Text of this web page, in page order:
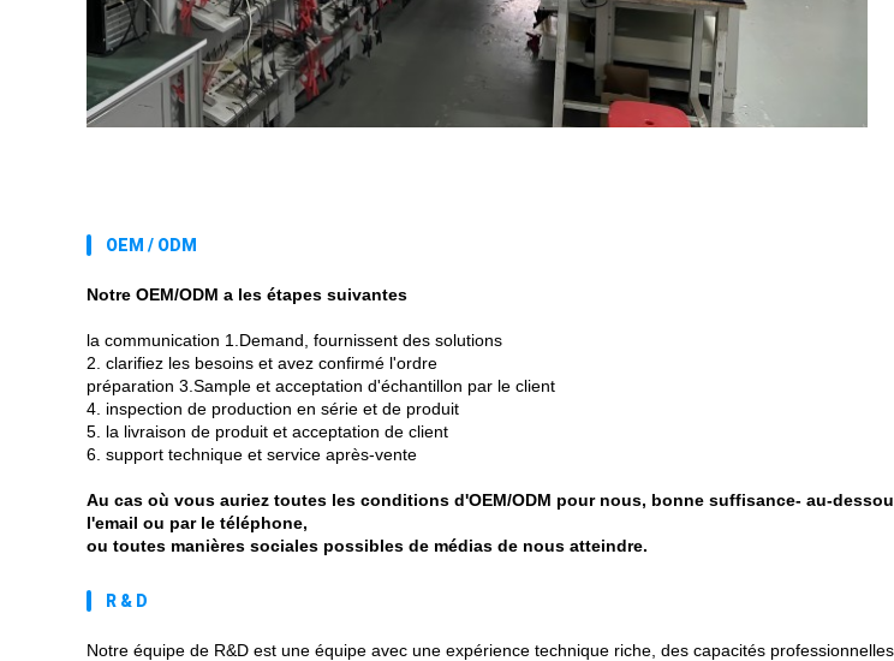
OEM / ODM
Notre OEM/ODM a les étapes suivantes
la communication 1.Demand, fournissent des solutions
2. clarifiez les besoins et avez confirmé l'ordre
préparation 3.Sample et acceptation d'échantillon par le client
4. inspection de production en série et de produit
5. la livraison de produit et acceptation de client
6. support technique et service après-vente
Au cas où vous auriez toutes les conditions d'OEM/ODM pour nous, bonne suffisance- au-
l'email ou par le téléphone,
ou toutes manières sociales possibles de médias de nous atteindre.
R & D
Notre équipe de R&D est une équipe avec une expérience technique riche, des capacités